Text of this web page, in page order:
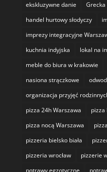
ekskluzywne danie
handel hurtowy słodyczy
imprezy integracyjne
kuchnia indyjska
lokal na
meble do biura w krakowie
nasiona strączkowe
organizacja przyjęć
pizza 24h Warszawa
pizza
pizza nocą Warszawa
pizzeria bielsko biała
pizzeria wrocław
pizzerie
potrawy egzotyczne